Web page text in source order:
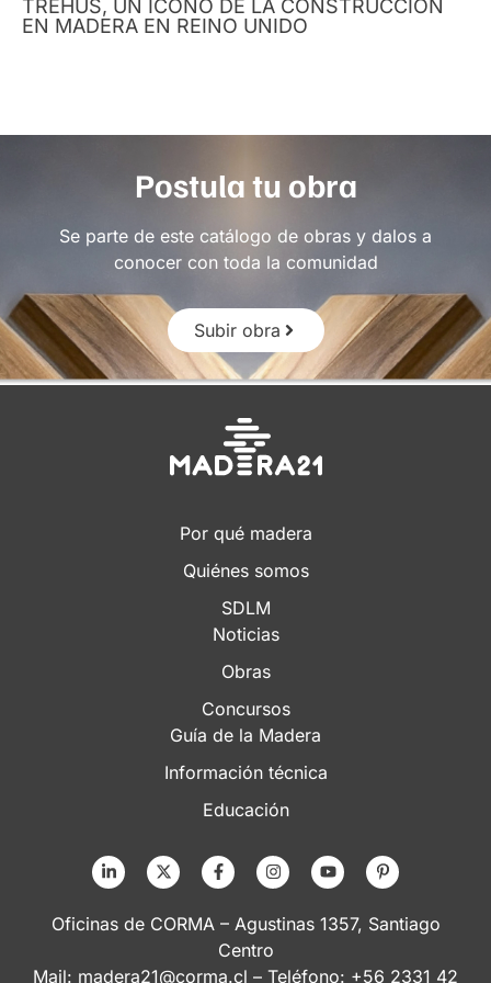
TREHUS, UN ÍCONO DE LA CONSTRUCCIÓN
EN MADERA EN REINO UNIDO
Postula tu obra
Se parte de este catálogo de obras y dalos a
conocer con toda la comunidad
Subir obra
Por qué madera
Quiénes somos
SDLM
Noticias
Obras
Concursos
Guía de la Madera
Información técnica
Educación
Oficinas de CORMA – Agustinas 1357, Santiago
Centro
Mail: madera21@corma.cl – Teléfono: +56 2331 42